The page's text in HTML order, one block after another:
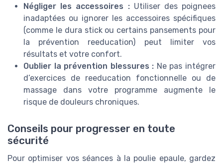
Négliger les accessoires :Utiliser des poignees
inadaptées ou ignorer les accessoires spécifiques
(comme le dura stick ou certains pansements pour
la prévention reeducation) peut limiter vos
résultats et votre confort.
Oublier la prévention blessures : Ne pas intégrer
d’exercices de reeducation fonctionnelle ou de
massage dans votre programme augmente le
risque de douleurs chroniques.
Conseils pour progresser en toute
sécurité
Pour optimiser vos séances à la poulie epaule, gardez